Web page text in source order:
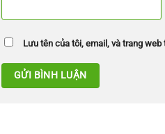
Lưu tên của tôi, email, và trang